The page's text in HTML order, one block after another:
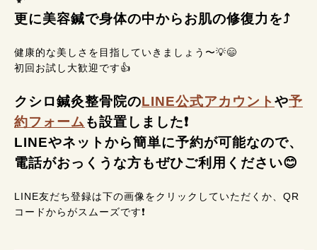
更に美容鍼で身体の中からお肌の修復力を⤴
健康的な美しさを目指していきましょう〜💡😄
初回お試し大歓迎です👍
クシロ鍼灸整骨院のLINE公式アカウントや予
約フォーム も設置しました❗
LINEやネットから簡単に予約が可能なので、
電話がおっくうな方もぜひご利用ください😊
LINE友だち登録は下の画像をクリックしていただくか、QR
コードからがスムーズです❗